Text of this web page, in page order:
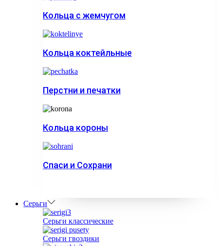
Кольца с жемчугом
Кольца коктейльные
Перстни и печатки
Кольца короны
Спаси и Сохрани
Серьги
Серьги классические
Серьги гвоздики